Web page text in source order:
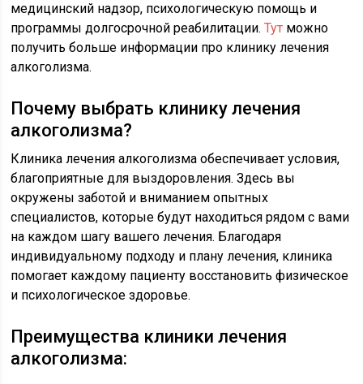
медицинский надзор, психологическую помощь и
программы долгосрочной реабилитации.Тут можно
получить больше информации про клинику лечения
алкоголизма.
Почему выбрать клинику лечения
алкоголизма?
Клиника лечения алкоголизма обеспечивает условия,
благоприятные для выздоровления. Здесь вы
окружены заботой и вниманием опытных
специалистов, которые будут находиться рядом с вами
на каждом шагу вашего лечения. Благодаря
индивидуальному подходу и плану лечения, клиника
помогает каждому пациенту восстановить физическое
и психологическое здоровье.
Преимущества клиники лечения
алкоголизма: